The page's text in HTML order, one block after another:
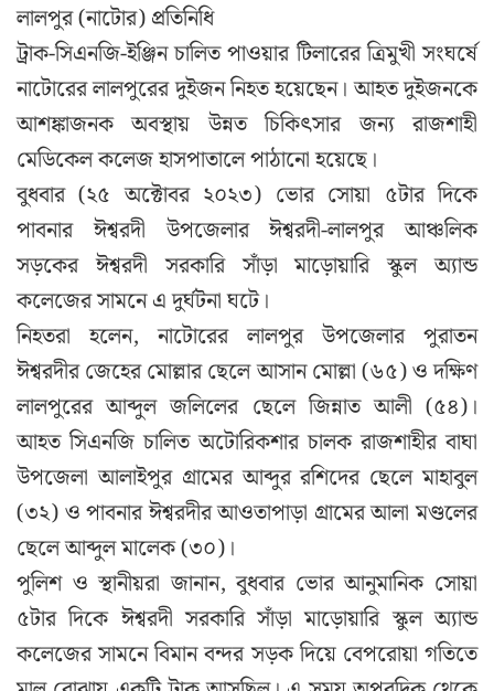
লালপুর (নাটোর) প্রতিনিধি
ট্রাক-সিএনজি-ইঞ্জিন চালিত পাওয়ার টিলারের ত্রিমুখী সংঘর্ষে
নাটোরের লালপুরের দুইজন নিহত হয়েছেন। আহত দুইজনকে
আশঙ্কাজনক অবস্থায় উন্নত চিকিৎসার জন্য রাজশাহী
মেডিকেল কলেজ হাসপাতালে পাঠানো হয়েছে।
বুধবার (২৫ অক্টোবর ২০২৩) ভোর সোয়া ৫টার দিকে
পাবনার ঈশ্বরদী উপজেলার ঈশ্বরদী-লালপুর আঞ্চলিক
সড়কের ঈশ্বরদী সরকারি সাঁড়া মাড়োয়ারি স্কুল অ্যান্ড
কলেজের সামনে এ দুর্ঘটনা ঘটে।
নিহতরা হলেন, নাটোরের লালপুর উপজেলার পুরাতন
ঈশ্বরদীর জেহের মোল্লার ছেলে আসান মোল্লা (৬৫) ও দক্ষিণ
লালপুরের আব্দুল জলিলের ছেলে জিন্নাত আলী (৫৪)।
আহত সিএনজি চালিত অটোরিকশার চালক রাজশাহীর বাঘা
উপজেলা আলাইপুর গ্রামের আব্দুর রশিদের ছেলে মাহাবুল
(৩২) ও পাবনার ঈশ্বরদীর আওতাপাড়া গ্রামের আলা মণ্ডলের
ছেলে আব্দুল মালেক (৩০)।
পুলিশ ও স্থানীয়রা জানান, বুধবার ভোর আনুমানিক সোয়া
৫টার দিকে ঈশ্বরদী সরকারি সাঁড়া মাড়োয়ারি স্কুল অ্যান্ড
কলেজের সামনে বিমান বন্দর সড়ক দিয়ে বেপরোয়া গতিতে